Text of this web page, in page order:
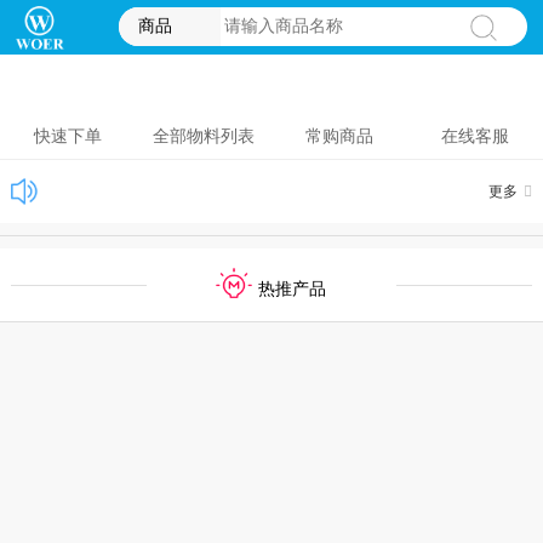
商品
快速下单 全部物料列表 常购商品 在线客服
更多
热推产品